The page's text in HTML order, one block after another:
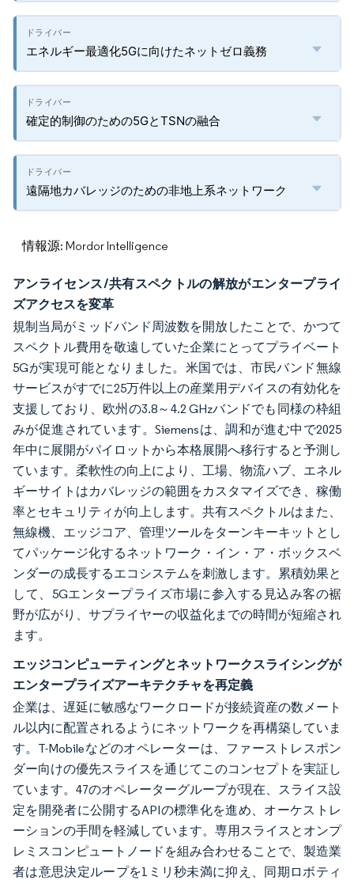
エネルギー最適化5Gに向けたネットゼロ義務
確定的制御のための5GとTSNの融合
遠隔地カバレッジのための非地上系ネットワーク
情報源: Mordor Intelligence
アンライセンス/共有スペクトルの解放がエンタープライ
ズアクセスを変革
規制当局がミッドバンド周波数を開放したことで、かつて
スペクトル費用を敬遠していた企業にとってプライベート
5Gが実現可能となりました。米国では、市民バンド無線
サービスがすでに25万件以上の産業用デバイスの有効化を
支援しており、欧州の3.8～4.2 GHzバンドでも同様の枠組
みが促進されています。Siemensは、調和が進む中で2025
年中に展開がパイロットから本格展開へ移行すると予測し
ています。柔軟性の向上により、工場、物流ハブ、エネル
ギーサイトはカバレッジの範囲をカスタマイズでき、稼働
率とセキュリティが向上します。共有スペクトルはまた、
無線機、エッジコア、管理ツールをターンキーキットとし
てパッケージ化するネットワーク・イン・ア・ボックスベ
ンダーの成長するエコシステムを刺激します。累積効果と
して、5Gエンタープライズ市場に参入する見込み客の裾
野が広がり、サプライヤーの収益化までの時間が短縮され
ます。
エッジコンピューティングとネットワークスライシングが
エンタープライズアーキテクチャを再定義
企業は、遅延に敏感なワークロードが接続資産の数メート
ル以内に配置されるようにネットワークを再構築していま
す。T-Mobileなどのオペレーターは、ファーストレスポン
ダー向けの優先スライスを通じてこのコンセプトを実証し
ています。47のオペレーターグループが現在、スライス設
定を開発者に公開するAPIの標準化を進め、オーケストレ
ーションの手間を軽減しています。専用スライスとオンプ
レミスコンピュートノードを組み合わせることで、製造業
者は意思決定ループを1ミリ秒未満に抑え、同期ロボティ